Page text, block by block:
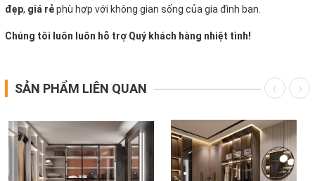
đẹp, giá rẻphù hợp với không gian sống của gia đình bạn.
Chúng tôi luôn luôn hỗ trợ Quý khách hàng nhiệt tình!
SẢN PHẨM LIÊN QUAN